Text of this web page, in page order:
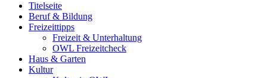
Titelseite
Beruf & Bildung
Freizeittipps
Freizeit & Unterhaltung
OWL Freizeitcheck
Haus & Garten
Kultur